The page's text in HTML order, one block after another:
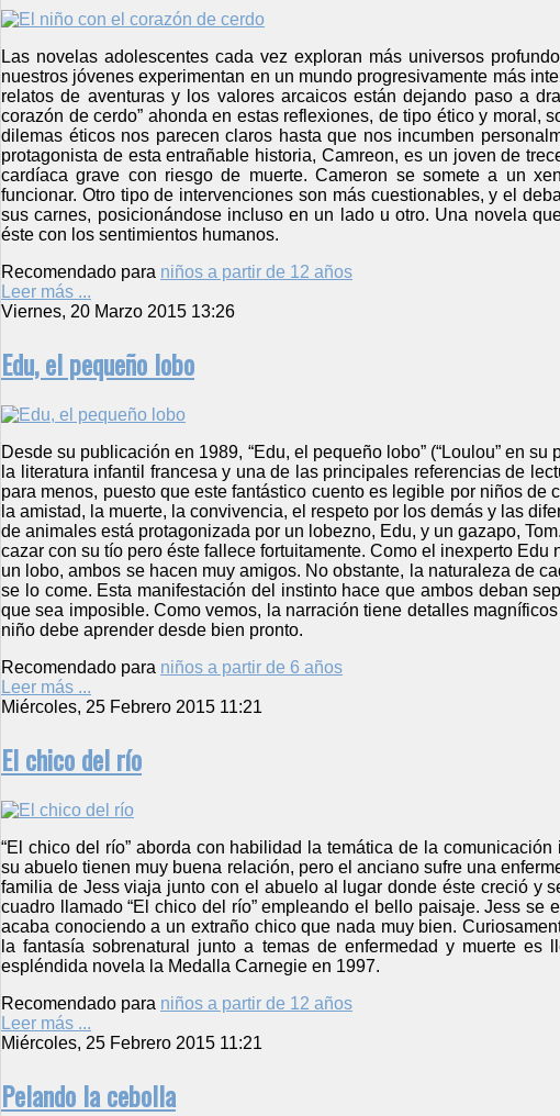
Las novelas adolescentes cada vez exploran más universos
nuestros jóvenes experimentan en un mundo progresivamente más
relatos de aventuras y los valores arcaicos están dejando paso a
corazón de cerdo” ahonda en estas reflexiones, de tipo ético y moral,
dilemas éticos nos parecen claros hasta que nos incumben
protagonista de esta entrañable historia, Camreon, es un joven de
cardíaca grave con riesgo de muerte. Cameron se somete a un
funcionar. Otro tipo de intervenciones son más cuestionables, y el
sus carnes, posicionándose incluso en un lado u otro. Una novela
éste con los sentimientos humanos.
Recomendado para niños a partir de 12 años
Leer más ...
Viernes, 20 Marzo 2015 13:26
Edu, el pequeño lobo
Desde su publicación en 1989, “Edu, el pequeño lobo” (“Loulou” en
la literatura infantil francesa y una de las principales referencias de
para menos, puesto que este fantástico cuento es legible por niños
la amistad, la muerte, la convivencia, el respeto por los demás y las
de animales está protagonizada por un lobezno, Edu, y un gazapo,
cazar con su tío pero éste fallece fortuitamente. Como el inexperto
un lobo, ambos se hacen muy amigos. No obstante, la naturaleza de
se lo come. Esta manifestación del instinto hace que ambos deban
que sea imposible. Como vemos, la narración tiene detalles
niño debe aprender desde bien pronto.
Recomendado para niños a partir de 6 años
Leer más ...
Miércoles, 25 Febrero 2015 11:21
El chico del río
“El chico del río” aborda con habilidad la temática de la
su abuelo tienen muy buena relación, pero el anciano sufre una
familia de Jess viaja junto con el abuelo al lugar donde éste creció y
cuadro llamado “El chico del río” empleando el bello paisaje. Jess
acaba conociendo a un extraño chico que nada muy bien.
la fantasía sobrenatural junto a temas de enfermedad y muerte
espléndida novela la Medalla Carnegie en 1997.
Recomendado para niños a partir de 12 años
Leer más ...
Miércoles, 25 Febrero 2015 11:21
Pelando la cebolla